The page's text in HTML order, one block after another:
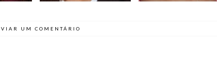
UM COMENTÁRIO